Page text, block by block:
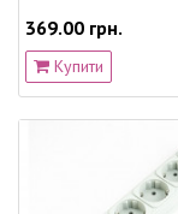
369.00 грн.
Купити